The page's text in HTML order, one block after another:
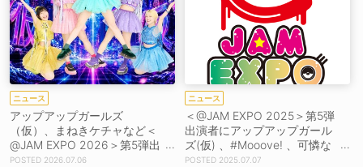
ニュース
アップアップガールズ
（仮）、まねきケチャなど＜
@JAM EXPO 2026＞第5弾出
演者20組発表！
2026.07.06
ニュース
＜@JAM EXPO 2025＞第5弾
出演者にアップアップガール
ズ(仮) 、#Mooove! 、可憐な
アイボリーら20組発表！
2025.07.07